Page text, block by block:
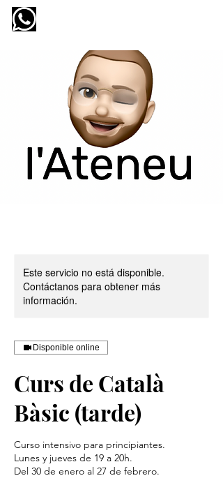
Este servicio no está disponible.
Contáctanos para obtener más
información.
Disponible online
Curs de Català
Bàsic (tarde)
Curso intensivo para principiantes.
Lunes y jueves de 19 a 20h.
Del 30 de enero al 27 de febrero.